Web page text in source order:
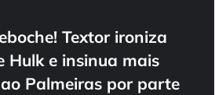
Textor ironiza
Hulk e insinua mais
Palmeiras por parte